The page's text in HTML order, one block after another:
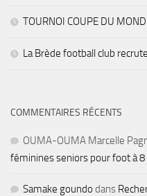
TOURNOI COUPE DU
La Brède football club recrute
COMMENTAIRES RÉCENTS
OUMA-OUMA Marcelle
féminines seniors pour foot à 8
Samake goundo dans